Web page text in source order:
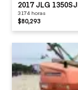
2017 JLG
3174 horas
$80,293